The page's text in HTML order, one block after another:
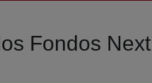
Fondos